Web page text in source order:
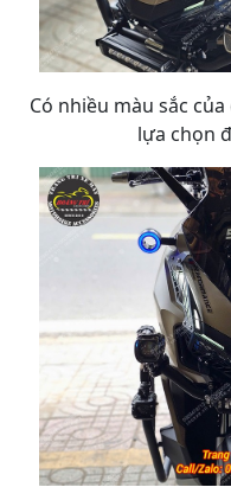
Có nhiều màu sắc
lựa chọn